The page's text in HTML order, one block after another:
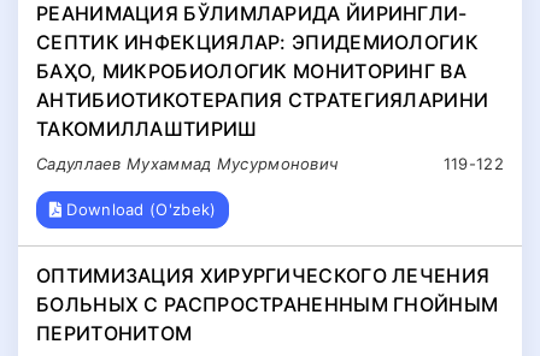
РЕАНИМАЦИЯ БЎЛИМЛАРИДА ЙИРИНГЛИ-
СЕПТИК ИНФЕКЦИЯЛАР: ЭПИДЕМИОЛОГИК
БАҲО, МИКРОБИОЛОГИК МОНИТОРИНГ ВА
АНТИБИОТИКОТЕРАПИЯ СТРАТЕГИЯЛАРИНИ
ТАКОМИЛЛАШТИРИШ
119-122
Садуллаев Мухаммад Мусурмонович
Download (O'zbek)
ОПТИМИЗАЦИЯ ХИРУРГИЧЕСКОГО ЛЕЧЕНИЯ
БОЛЬНЫХ С РАСПРОСТРАНЕННЫМ ГНОЙНЫМ
ПЕРИТОНИТОМ